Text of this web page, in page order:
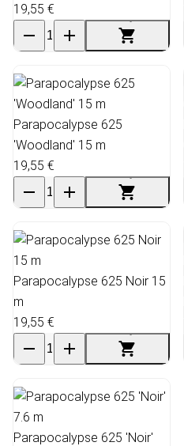
19,55 €
Parapocalypse 625
'Woodland' 15 m
19,55 €
Parapocalypse 625 Noir 15
m
19,55 €
Parapocalypse 625 'Noir'